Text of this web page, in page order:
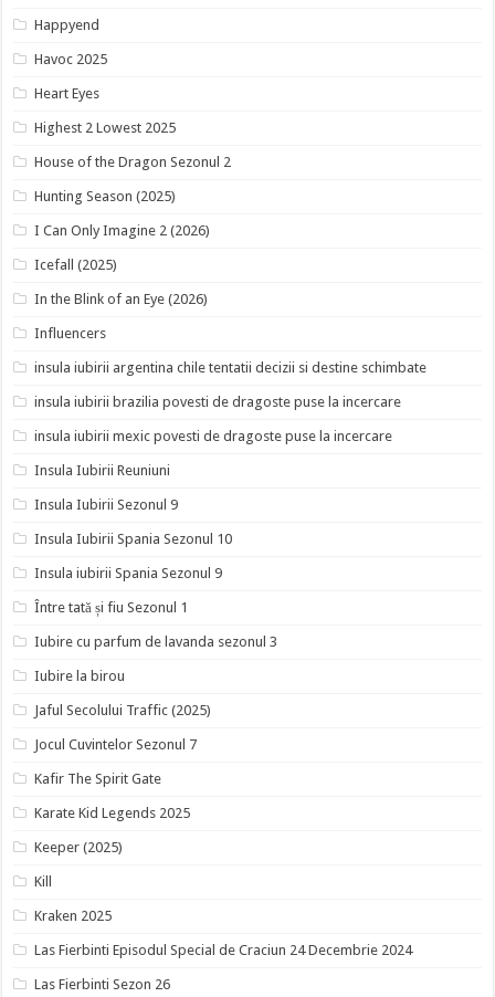
Happyend
Havoc 2025
Heart Eyes
Highest 2 Lowest 2025
House of the Dragon Sezonul 2
Hunting Season (2025)
I Can Only Imagine 2 (2026)
Icefall (2025)
In the Blink of an Eye (2026)
Influencers
insula iubirii argentina chile tentatii decizii si destine schimbate
insula iubirii brazilia povesti de dragoste puse la incercare
insula iubirii mexic povesti de dragoste puse la incercare
Insula Iubirii Reuniuni
Insula Iubirii Sezonul 9
Insula Iubirii Spania Sezonul 10
Insula iubirii Spania Sezonul 9
Între tată și fiu Sezonul 1
Iubire cu parfum de lavanda sezonul 3
Iubire la birou
Jaful Secolului Traffic (2025)
Jocul Cuvintelor Sezonul 7
Kafir The Spirit Gate
Karate Kid Legends 2025
Keeper (2025)
Kill
Kraken 2025
Las Fierbinti Episodul Special de Craciun 24 Decembrie 2024
Las Fierbinti Sezon 26